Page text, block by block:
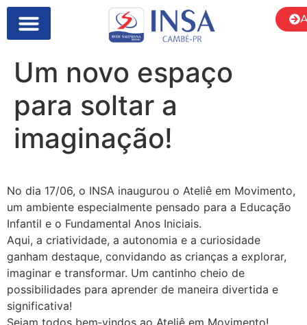
Um novo espaço
para soltar a
imaginação!
No dia 17/06, o INSA inaugurou o Ateliê em Movimento,
um ambiente especialmente pensado para a Educação
Infantil e o Fundamental Anos Iniciais.
Aqui, a criatividade, a autonomia e a curiosidade
ganham destaque, convidando as crianças a explorar,
imaginar e transformar. Um cantinho cheio de
possibilidades para aprender de maneira divertida e
significativa!